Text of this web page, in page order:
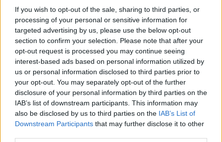
If you wish to opt-out of the sale, sharing to third parties, or
processing of your personal or sensitive information for
targeted advertising by us, please use the below opt-out
section to confirm your selection. Please note that after your
opt-out request is processed you may continue seeing
interest-based ads based on personal information utilized by
us or personal information disclosed to third parties prior to
your opt-out. You may separately opt-out of the further
disclosure of your personal information by third parties on the
IAB’s list of downstream participants. This information may
also be disclosed by us to third parties on the IAB’s List of
Downstream Participants that may further disclose it to other
simplemente hazclic aquí.
Todas las versiones antiguas distribuidas en nuestro
sitio web son completamente libres de virus y están
disponibles para su descarga sin costo alguno.
Nos encantaría saber de ti
Si tienes alguna pregunta o idea que desees compartir
con nosotros, dirígete a nuestrapágina de contactoy
háznoslo saber. ¡Valoramos tu opinión!